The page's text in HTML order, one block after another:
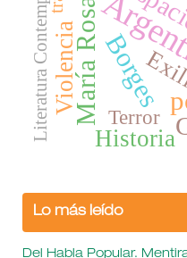
Borges
Violencia
Historia
Terror
Literatura Contemporánea
Lo más leído
Del Habla Popular.